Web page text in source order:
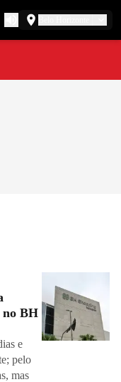
no BH
e
pelo
mas